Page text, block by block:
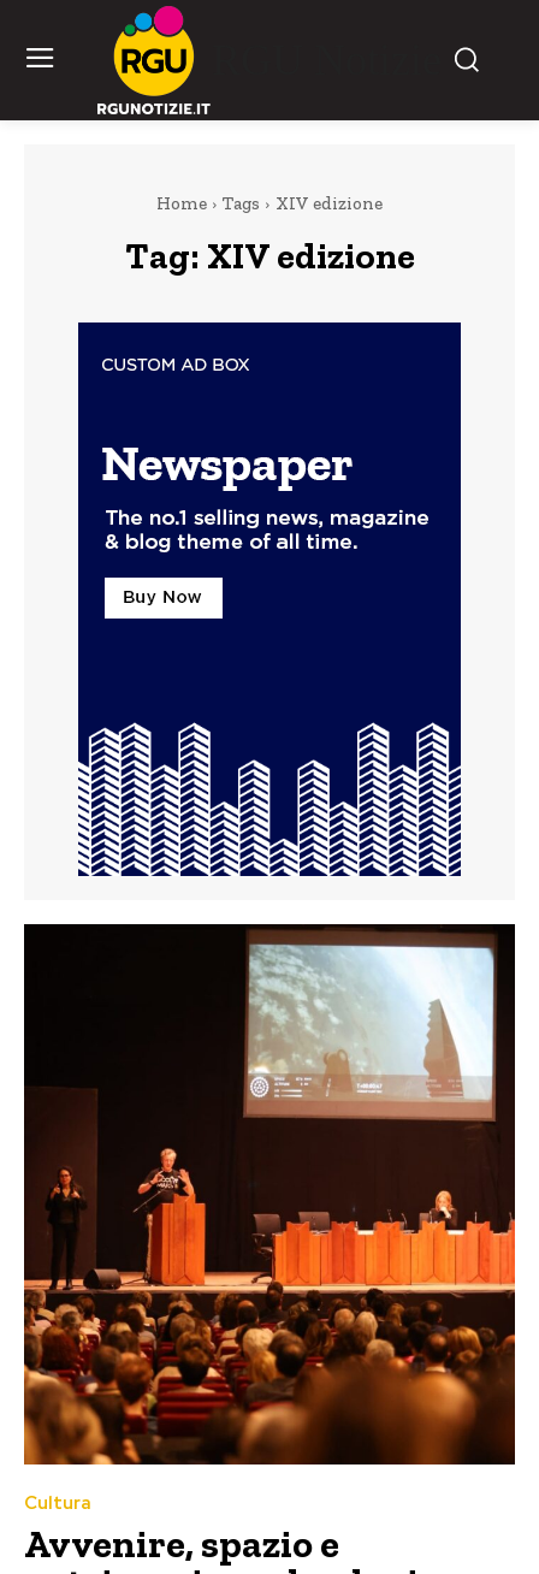
Home Tags XIV edizione
Tag: XIV edizione
Cultura
Avvenire, spazio e